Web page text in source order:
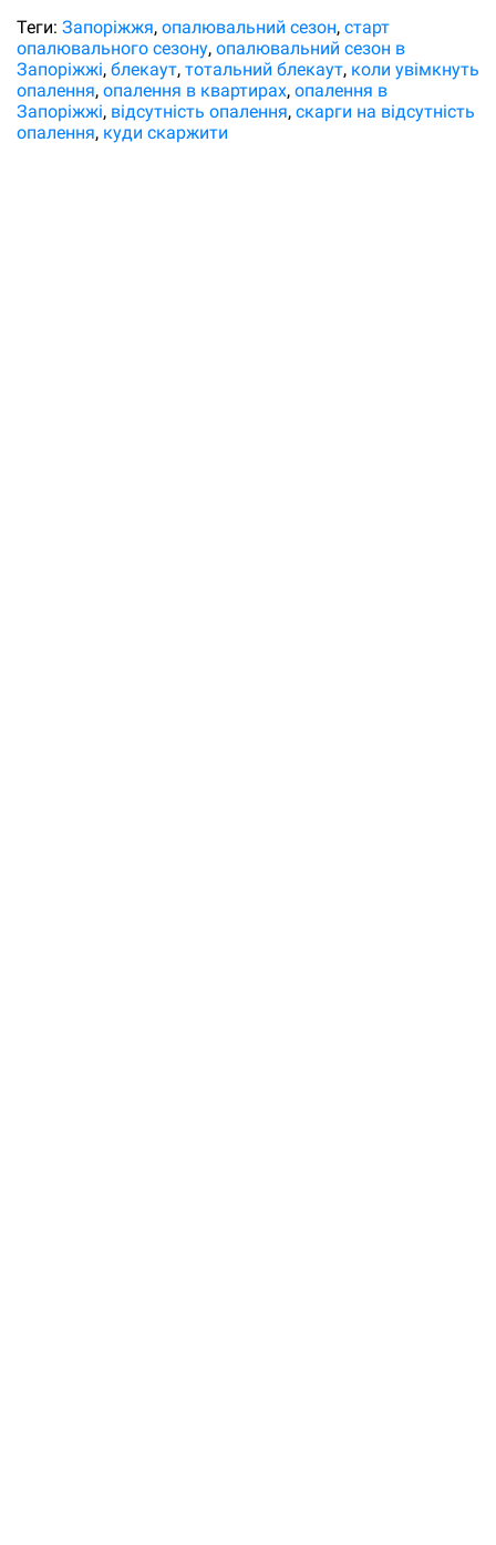
Теги: Запоріжжя опалювальний сезон старт
опалювального сезону опалювальний сезон в
Запоріжжі блекаут тотальний блекаут коли увімкнуть
опалення опалення в квартирах опалення в
Запоріжжі відсутність опалення скарги на відсутність
опалення куди скаржити